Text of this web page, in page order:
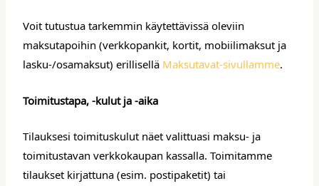
Voit tutustua tarkemmin käytettävissä oleviin
maksutapoihin (verkkopankit, kortit, mobiilimaksut ja
lasku-/osamaksut) erillisellä Maksutavat-sivullamme.
Toimitustapa, -kulut ja -aika
Tilauksesi toimituskulut näet valittuasi maksu- ja
toimitustavan verkkokaupan kassalla. Toimitamme
tilaukset kirjattuna (esim. postipaketit) tai